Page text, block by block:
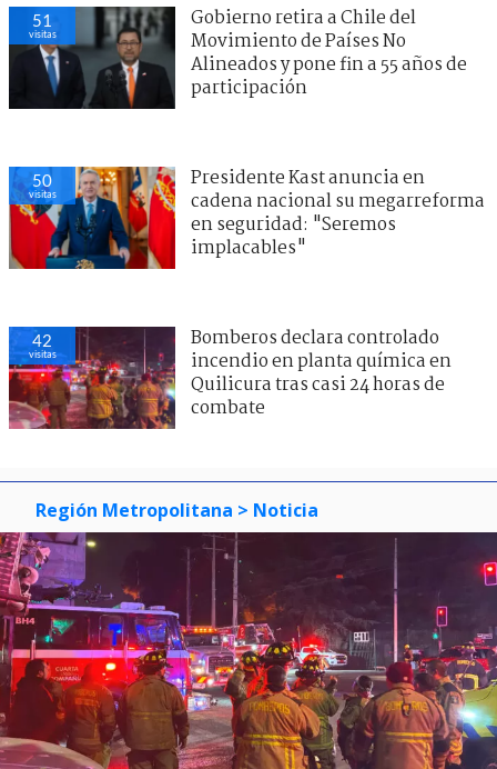
51
visitas
Gobierno retira a Chile del
Movimiento de Países No
Alineados y pone fin a 55 años de
participación
50
visitas
Presidente Kast anuncia en
cadena nacional su megarreforma
en seguridad: "Seremos
implacables"
42
visitas
Bomberos declara controlado
incendio en planta química en
Quilicura tras casi 24 horas de
combate
Región Metropolitana > Noticia